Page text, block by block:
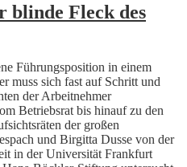
blinde Fleck des
Führungsposition in einem
muss sich fast auf Schritt und
der Arbeitnehmer
Betriebsrat bis hinauf zu den
der großen
und Birgitta Dusse von der
in der Universität Frankfurt